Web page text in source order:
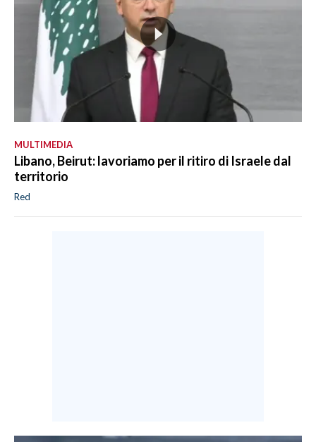
MULTIMEDIA
Libano, Beirut: lavoriamo per il ritiro di Israele dal
territorio
Red